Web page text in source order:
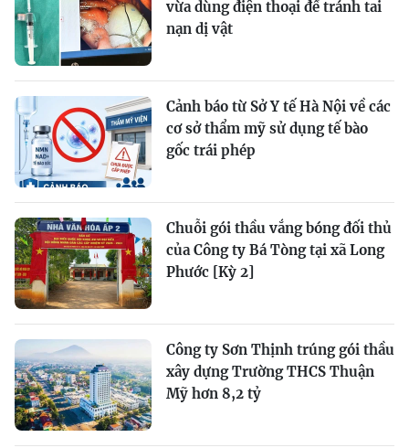
vừa dùng điện thoại để tránh tai
nạn dị vật
Cảnh báo từ Sở Y tế Hà Nội về các
cơ sở thẩm mỹ sử dụng tế bào
gốc trái phép
Chuỗi gói thầu vắng bóng đối thủ
của Công ty Bá Tòng tại xã Long
Phước [Kỳ 2]
Công ty Sơn Thịnh trúng gói thầu
xây dựng Trường THCS Thuận
Mỹ hơn 8,2 tỷ